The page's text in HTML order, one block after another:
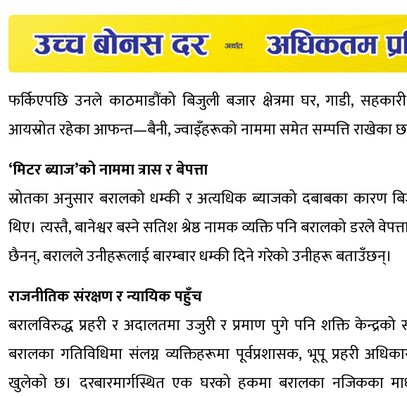
फर्किएपछि उनले काठमाडौंको बिजुली बजार क्षेत्रमा घर, गाडी,
आयस्रोत रहेका आफन्त—बैनी, ज्वाइँहरूको नाममा समेत सम्पत्ति राखेका
‘मिटर ब्याज’को नाममा त्रास र बेपत्ता
स्रोतका अनुसार बरालको धम्की र अत्यधिक ब्याजको दबाबका कारण
थिए। त्यस्तै, बानेश्वर बस्ने सतिश श्रेष्ठ नामक व्यक्ति पनि बरालको डरले
छैनन्, बरालले उनीहरूलाई बारम्बार धम्की दिने गरेको उनीहरू बताउँछन्।
राजनीतिक संरक्षण र न्यायिक पहुँच
बरालविरुद्ध प्रहरी र अदालतमा उजुरी र प्रमाण पुगे पनि शक्ति
बरालका गतिविधिमा संलग्न व्यक्तिहरूमा पूर्वप्रशासक, भूपू प्रहरी
खुलेको छ। दरबारमार्गस्थित एक घरको हकमा बरालका नजिकका